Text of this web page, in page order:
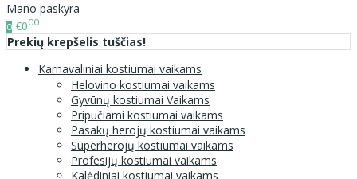
Mano paskyra
0 €000
Prekių krepšelis tuščias!
Karnavaliniai kostiumai vaikams
Helovino kostiumai vaikams
Gyvūnų kostiumai Vaikams
Pripučiami kostiumai vaikams
Pasakų herojų kostiumai vaikams
Superherojų kostiumai vaikams
Profesijų kostiumai vaikams
Kalėdiniai kostiumai vaikams